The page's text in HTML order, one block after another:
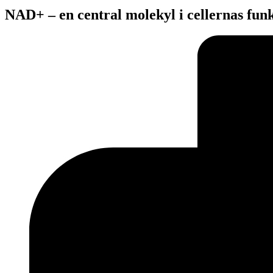
NAD+ – en central molekyl i cellernas